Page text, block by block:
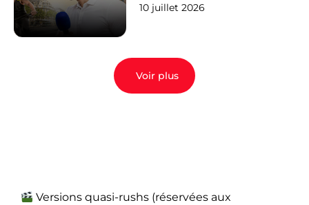
10 juillet 2026
Voir plus
Versions quasi-rushs (réservées aux